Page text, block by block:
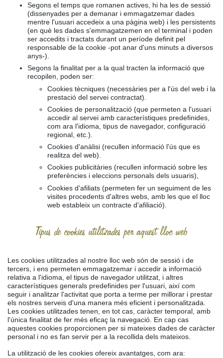
Segons el temps que romanen actives, hi ha les de sessió
(dissenyades per a demanar i emmagatzemar dades
mentre l'usuari accedeix a una pàgina web) i les persistents
(en què les dades s'emmagatzemen en el terminal i poden
ser accedits i tractats durant un període definit pel
responsable de la cookie -pot anar d'uns minuts a diversos
anys-).
Segons la finalitat per a la qual tracten la informació que
recopilen, poden ser:
Cookies tècniques (necessàries per a l'ús del web i la
prestació del servei contractat).
Cookies de personalització (que permeten a l'usuari
accedir al servei amb característiques predefinides,
com ara l'idioma, tipus de navegador, configuració
regional, etc.).
Cookies d'anàlisi (recullen informació l'ús que es
realitza del web).
Cookies publicitàries (recullen informació sobre les
preferències i eleccions personals dels usuaris),
Cookies d'afiliats (permeten fer un seguiment de les
visites procedents d'altres webs, amb les que el lloc
web estableix un contracte d'afiliació).
Tipus de cookies utilitzades per aquest lloc web
Les cookies utilitzades al nostre lloc web són de sessió i de
tercers, i ens permeten emmagatzemar i accedir a informació
relativa a l'idioma, el tipus de navegador utilitzat, i altres
característiques generals predefinides per l'usuari, així com
seguir i analitzar l'activitat que porta a terme per millorar i prestar
els nostres serveis d'una manera més eficient i personalitzada.
Les cookies utilitzades tenen, en tot cas, caràcter temporal, amb
l'única finalitat de fer més eficaç la navegació. En cap cas
aquestes cookies proporcionen per si mateixes dades de caràcter
personal i no es fan servir per a la recollida dels mateixos.
La utilització de les cookies ofereix avantatges, com ara: